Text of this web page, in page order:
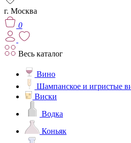
г. Москва
0
Весь каталог
Вино
Шампанское и игристые
Виски
Водка
Коньяк